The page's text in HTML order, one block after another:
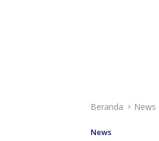
Beranda News
News